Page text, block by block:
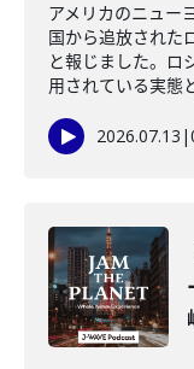
アメリカのニュー
国から追放された
と報じました。ロ
用されている実態
2026.07.13 |